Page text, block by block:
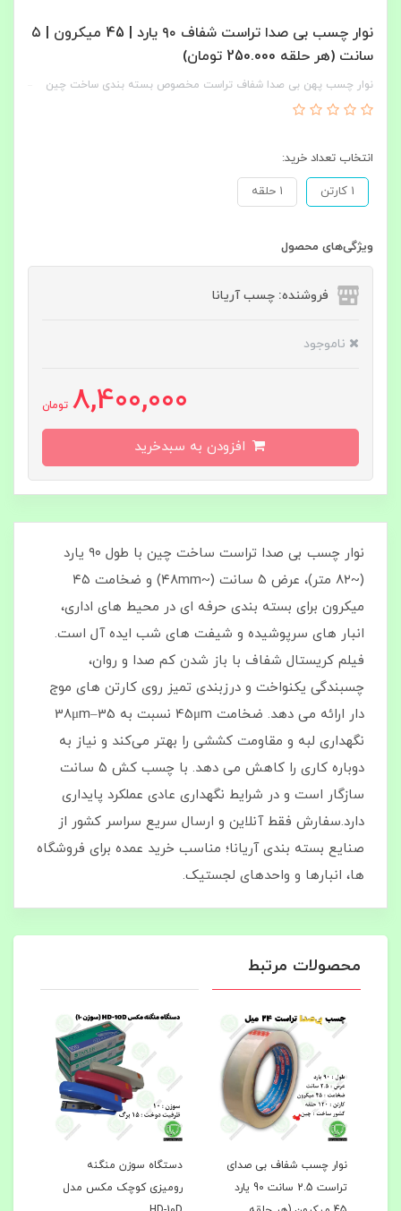
نوار چسب بی‌ صدا تراست شفاف ۹۰ یارد | 45 میکرون | ۵
سانت (هر حلقه 250.000 تومان)
نوار چسب پهن بی‌ صدا شفاف تراست مخصوص بسته‌ بندی ساخت چین
انتخاب تعداد خرید:
1 کارتن 1 حلقه
ویژگی‌های محصول
فروشنده: چسب آریانا
ناموجود
8,400,000 تومان
نوار چسب بی‌ صدا تراست ساخت چین با طول ۹۰ یارد
(~۸۲ متر)، عرض ۵ سانت (~۴۸mm) و ضخامت ۴۵
میکرون برای بسته‌ بندی حرفه‌ ای در محیط‌ های اداری،
انبار های سرپوشیده و شیفت‌ های شب ایده‌ آل است.
فیلم کریستال شفاف با باز شدن کم‌ صدا و روان،
چسبندگی یکنواخت و درزبندی تمیز روی کارتن‌ های موج‌
دار ارائه می‌ دهد. ضخامت 45μm نسبت به 35–38μm
نگهداری لبه و مقاومت کششی را بهتر می‌کند و نیاز به
دوباره‌ کاری را کاهش می‌ دهد. با چسب‌ کش ۵ سانت
سازگار است و در شرایط نگهداری عادی عملکرد پایداری
دارد.سفارش فقط آنلاین و ارسال سریع سراسر کشور از
صنایع بسته‌ بندی آریانا؛ مناسب خرید عمده برای فروشگاه‌
ها، انبارها و واحدهای لجستیک.
محصولات مرتبط
نوار چسب شفاف بی‌ صدای
تراست 2.5 سانت 90 یارد
دستگاه سوزن منگنه
رومیزی کوچک مکس مدل